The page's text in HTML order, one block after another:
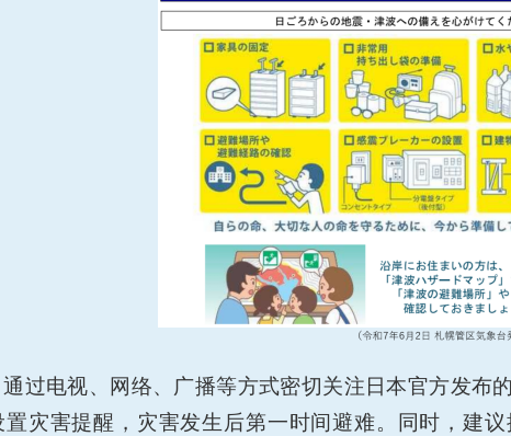
通过电视、网络、广播等方式密切关注日本官方发布
灾害提醒，灾害发生后第一时间避难。同时，建议